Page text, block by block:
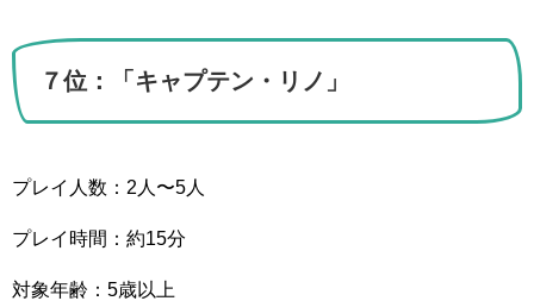
７位：「キャプテン・リノ」
プレイ人数：2人〜5人
プレイ時間：約15分
対象年齢：5歳以上